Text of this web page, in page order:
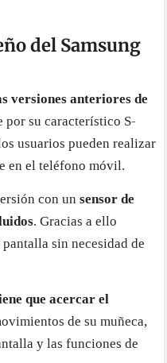
del Samsung
versiones anteriores de
por su característico S-
usuarios pueden realizar
en el teléfono móvil.
con unsensor de
. Gracias a ello
sin necesidad de
que acercar el
de su muñeca,
y las funciones de